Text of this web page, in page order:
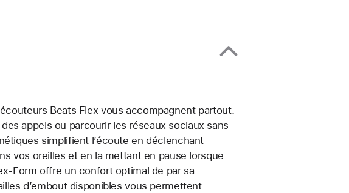
Beats Flex vous accompagnent partout.
appels ou parcourir les réseaux sociaux sans
simplifient l’écoute en déclenchant
vos oreilles et en la mettant en pause lorsque
Form offre un confort optimal de par sa
d’embout disponibles vous permettent